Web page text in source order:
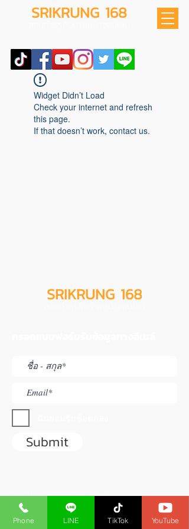
SRIKRUNG 168
Widget Didn’t Load
Check your internet and refresh
this page.
If that doesn’t work, contact us.
SRIKRUNG 168
Submit
เว็บไซต์นี้จัดทำโดย นายปราโมทย์ สิริดิกิจ
ใบอนุญาตนายหน้าประกันวินาศภัยเลขที่
6104030150
ใบอนุญาตนายหน้าประกันชีวิตเลขที่
6203017330
ใช้สำหรับแนะนำสมาชิกไม่ได้เป็นเว็บของ
Phone LINE TikTok YouTube